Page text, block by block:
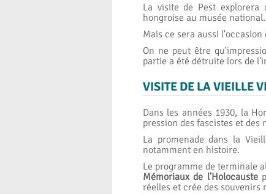
La visite de Pest explorera
hongroise au musée national.
Mais ce sera aussi
On ne peut être
partie a été détruite lors de
VISITE DE LA VIEILLE
Dans les années 1930, la
pression des fascistes et des
La promenade dans la
notamment en histoire.
Le programme de terminale
Mémoriaux de l'Holocauste
réelles et crée des souvenirs